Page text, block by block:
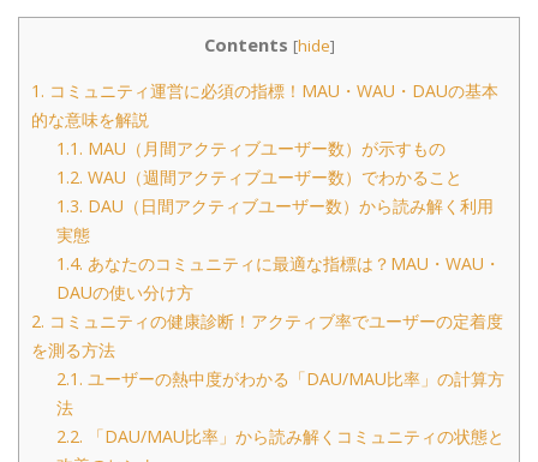
Contents [hide]
1. コミュニティ運営に必須の指標！MAU・WAU・DAUの基本
的な意味を解説
1.1. MAU（月間アクティブユーザー数）が示すもの
1.2. WAU（週間アクティブユーザー数）でわかること
1.3. DAU（日間アクティブユーザー数）から読み解く利用
実態
1.4. あなたのコミュニティに最適な指標は？MAU・WAU・
DAUの使い分け方
2. コミュニティの健康診断！アクティブ率でユーザーの定着度
を測る方法
2.1. ユーザーの熱中度がわかる「DAU/MAU比率」の計算方
法
2.2. 「DAU/MAU比率」から読み解くコミュニティの状態と